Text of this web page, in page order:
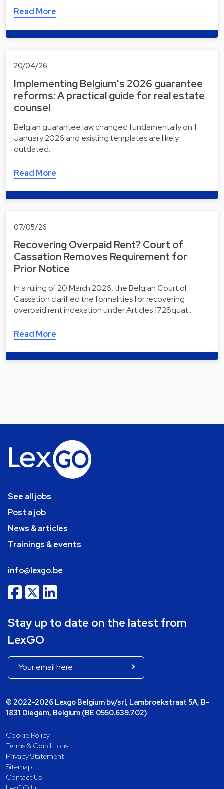
Read More
20/04/26
Implementing Belgium's 2026 guarantee
reforms: A practical guide for real estate
counsel
Belgian guarantee law changed fundamentally on 1
January 2026 and existing templates are likely
outdated.
Read More
07/05/26
Recovering Overpaid Rent? Court of
Cassation Removes Requirement for
Prior Notice
In a ruling of 20 March 2026, the Belgian Court of
Cassation clarified the formalities for recovering
overpaid rent indexation under Articles 1728quat…
Read More
See all jobs
Post a job
News & articles
Trainings & events
info@lexgo.be
Stay up to date on the latest from
LexGO
© 2022-2026 Lexgo Belgium bv/srl, Lambroekstraat 5A, B-
1831 Diegem, Belgium (BE 0550.639.702)
Cookie Policy
Terms & Conditions
Privacy Statement
Sitemap
Contact Us